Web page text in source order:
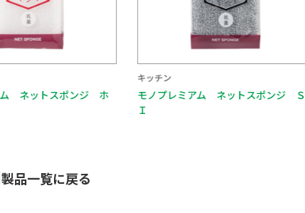
ム ネットスポンジ ホ
キッチン
モノプレミアム ネットスポンジ Ｓ
Ｉ
製品一覧に戻る